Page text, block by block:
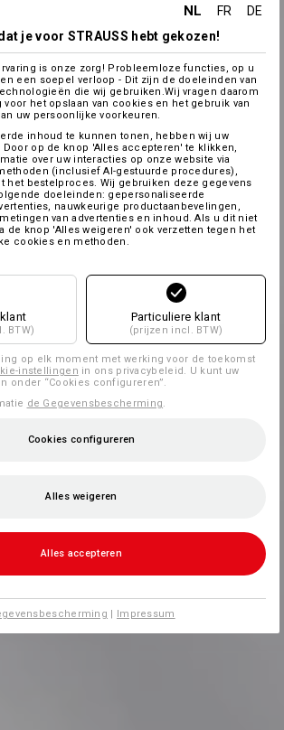
NL FR
DE
je voor STRAUSS hebt gekozen!
is onze zorg! Probleemloze functies, op u
een soepel verloop - Dit zijn de doeleinden van
die wij gebruiken.Wij vragen daarom
het opslaan van cookies en het gebruik van
uw persoonlijke voorkeuren.
inhoud te kunnen tonen, hebben wij uw
op de knop 'Alles accepteren' te klikken,
over uw interacties op onze website via
(inclusief AI-gestuurde procedures),
het bestelproces. Wij gebruiken deze gegevens
doeleinden: gepersonaliseerde
nauwkeurige productaanbevelingen,
van advertenties en inhoud. Als u dit niet
de knop 'Alles weigeren' ook verzetten tegen het
cookies en methoden.
BTW)
Particuliere klant
(prijzen incl. BTW)
op elk moment met werking voor de toekomst
instellingen in ons privacybeleid. U kunt uw
onder “Cookies configureren”.
de Gegevensbescherming
Cookies configureren
Alles weigeren
Alles accepteren
| Impressum